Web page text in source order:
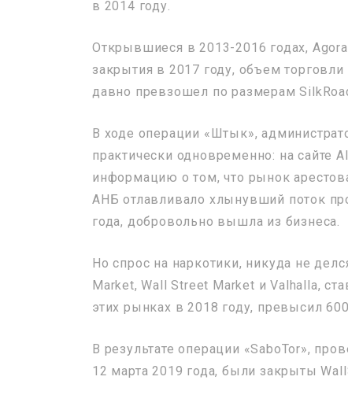
в 2014 году.
Открывшиеся в 2013-2016 годах,
закрытия в 2017 году, объем
давно превзошел по размерам
В ходе операции «Штык»,
практически одновременно: на сайте
информацию о том, что рынок
АНБ отлавливало хлынувший поток
года, добровольно вышла из бизнеса.
Но спрос на наркотики, никуда не
Market, Wall Street Market и Valhalla,
этих рынках в 2018 году, превысил
В результате операции «SaboTor»,
12 марта 2019 года, были закрыты